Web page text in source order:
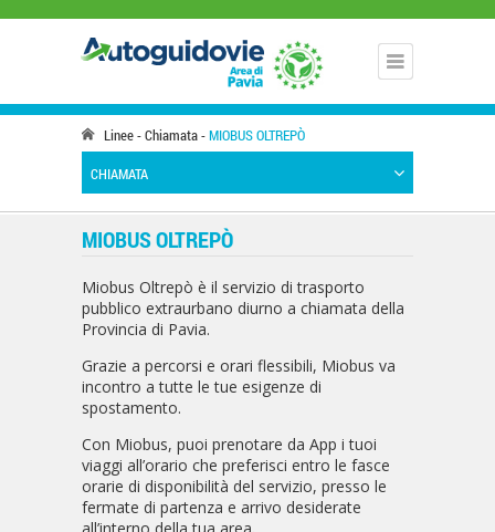
Linee Chiamata MIOBUS OLTREPÒ
CHIAMATA
MIOBUS OLTREPÒ
Miobus Oltrepò è il servizio di trasporto
pubblico extraurbano diurno a chiamata della
Provincia di Pavia.
Grazie a percorsi e orari flessibili, Miobus va
incontro a tutte le tue esigenze di
spostamento.
Con Miobus, puoi prenotare da App i tuoi
viaggi all’orario che preferisci entro le fasce
orarie di disponibilità del servizio, presso le
fermate di partenza e arrivo desiderate